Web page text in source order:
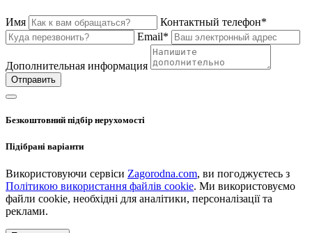
Имя
Контактный телефон*
Email*
Дополнительная информация
Отправить
Безкоштовний підбір нерухомості
Підібрані варіанти
Використовуючи сервіси Zagorodna.com, ви погоджуєтесь з
Політикою використання файлів cookie. Ми використовуємо
файли cookie, необхідні для аналітики, персоналізації та
реклами.